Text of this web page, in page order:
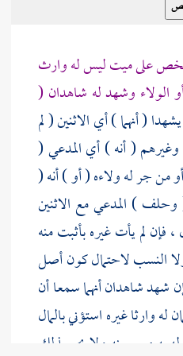
على ميت ليس له وارث
الولاء وشهد له شاهدان (
( أنهما ) أي الاثنين ( لم
( أنه ) أي المدعي (
من جر له ولاءه ( أو ) أنه (
) المدعي مع الاثنين
فإن لم يأت غيره بأثبت منه
النسب لاحتمال كون أصل
شهد شاهدان أنهما سمعا أن
له وارثا غيره استؤني بالمال
به مع يمينه ولا يجر بذلك